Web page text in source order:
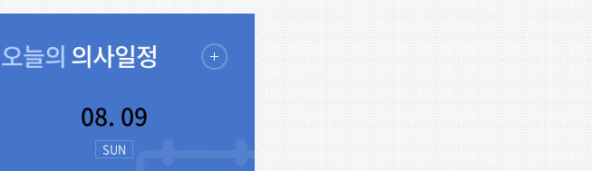
오늘의의사일정
08. 09
SUN